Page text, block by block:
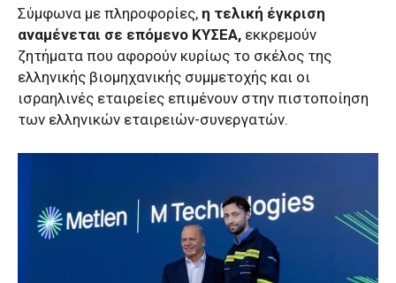
Σύμφωνα με πληροφορίες, η τελική έγκριση
αναμένεται σε επόμενο ΚΥΣΕΑ, εκκρεμούν
ζητήματα που αφορούν κυρίως το σκέλος της
ελληνικής βιομηχανικής συμμετοχής και οι
ισραηλινές εταιρείες επιμένουν στην πιστοποίηση
των ελληνικών εταιρειών-συνεργατών.